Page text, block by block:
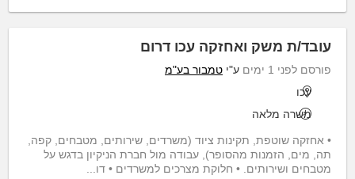
עובד/ת משק ואחזקה עכו דרום
פורסם לפני 1 ימים ע"י טמבור בע"מ
עכו
משרה מלאה
• אחזקה שוטפת, תקינות ציוד (משרדים, שירותים, מטבחים, קפה,
תה, מים, הזמנות מהסופר), עבודה מול חברת הניקיון בדגש על
מטבחים ושירותים. • חלוקת מצרכים למשרדים • דו...